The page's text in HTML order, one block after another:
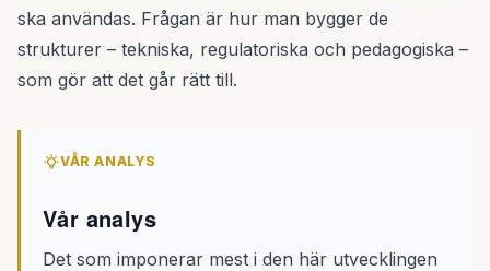
ska användas. Frågan är hur man bygger de
strukturer – tekniska, regulatoriska och pedagogiska –
som gör att det går rätt till.
VÅR ANALYS
Vår analys
Det som imponerar mest i den här utvecklingen